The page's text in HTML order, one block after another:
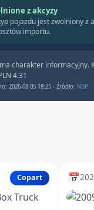
z akcyzy
pojazdu jest zwolniony z
importu.
charakter informacyjny.
4.31
2026-08-05 18:25 · Źródło: NBP
Copart 📅